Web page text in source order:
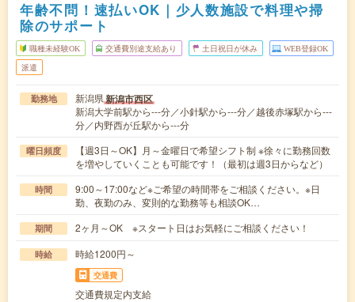
年齢不問！速払いOK｜少人数施設で料理や掃
除のサポート
職種未経験OK 交通費別途支給あり 土日祝日が休み WEB登録OK
派遣
勤務地 新潟県新潟市西区
新潟大学前駅から---分／小針駅から---分／越後赤塚駅から---
分／内野西が丘駅から---分
曜日頻度
【週3日～OK】月～金曜日で希望シフト制 ※徐々に勤務回数
を増やしていくことも可能です！（最初は週3日からなど）
時間
9:00～17:00など※ご希望の時間帯をご相談ください。※日
勤、夜勤のみ、変則的な勤務等も相談OK…
期間 2ヶ月～OK ※スタート日はお気軽にご相談ください！
時給 時給1200円～
交通費
交通費規定内支給